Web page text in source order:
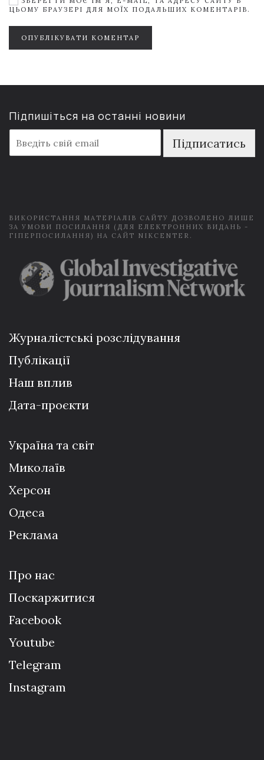
ЦЬОМУ БРАУЗЕРІ ДЛЯ МОЇХ ПОДАЛЬШИХ КОМЕНТАРІВ.
ОПУБЛІКУВАТИ КОМЕНТАР
Підпишіться на останні новини
m
a
Підписатись
ВИКОРИСТАННЯ МАТЕРІАЛІВ САЙТУ ДОЗВОЛЕНО ЛИШЕ
ЗА УМОВИ ПОСИЛАННЯ (ДЛЯ ЕЛЕКТРОННИХ ВИДАНЬ -
ГІПЕРПОСИЛАННЯ) НА САЙТ NIKCENTER.
Журналістські розслідування
Публікації
Наш вплив
Дата-проєкти
Україна та світ
Миколаїв
Херсон
Одеса
Реклама
Про нас
Поскаржитися
Facebook
Youtube
Telegram
Instagram